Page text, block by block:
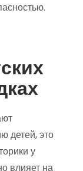
детей, это
у
влияет на